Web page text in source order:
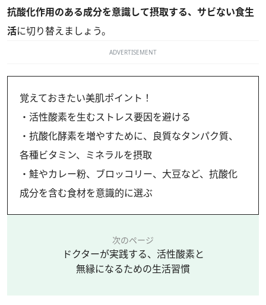
抗酸化作用のある成分を意識して摂取する、サビない食生
活に切り替えましょう。
ADVERTISEMENT
覚えておきたい美肌ポイント！
・活性酸素を生むストレス要因を避ける
・抗酸化酵素を増やすために、良質なタンパク質、
各種ビタミン、ミネラルを摂取
・鮭やカレー粉、ブロッコリー、大豆など、抗酸化
成分を含む食材を意識的に選ぶ
次のページ
ドクターが実践する、活性酸素と
無縁になるための生活習慣